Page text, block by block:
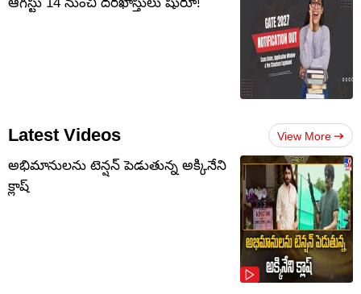
ఆగస్టు 14 నుంచి దరఖాస్తులు షురూ!
Latest Videos View More
అభిమానులను టెన్షన్‌ పెడుతున్న అక్కినేని
క్లాష్‌